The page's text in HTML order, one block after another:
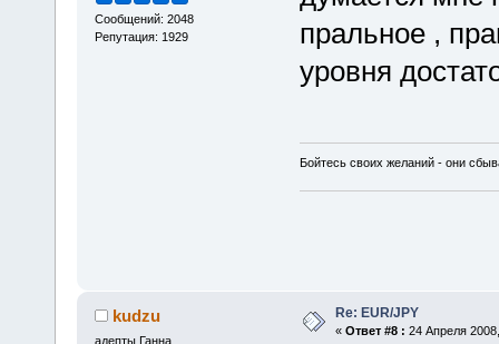
Сообщений: 2048
Репутация: 1929
пральное ,
уровня
Бойтесь своих желаний - они
kudzu
адепты Ганна
Re: EUR/JPY
« Ответ #8 : 24 Апреля